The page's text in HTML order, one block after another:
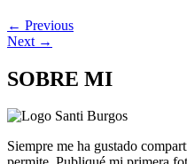
← Previous
Next →
SOBRE MI
Siempre me ha gustado